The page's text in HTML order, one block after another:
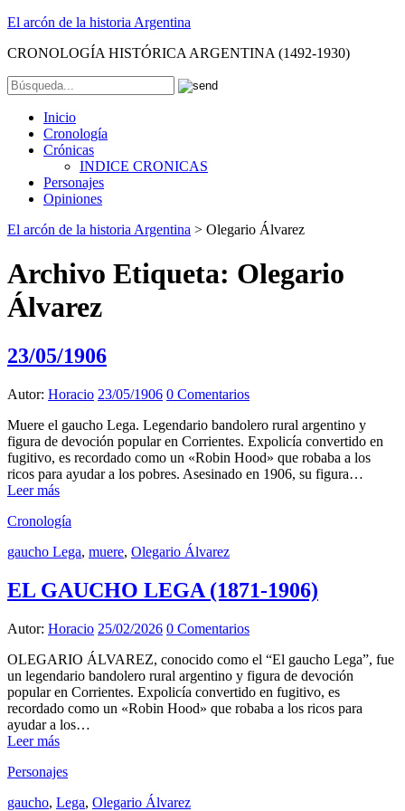
El arcón de la historia Argentina
CRONOLOGÍA HISTÓRICA ARGENTINA (1492-1930)
Inicio
Cronología
Crónicas
INDICE CRONICAS
Personajes
Opiniones
El arcón de la historia Argentina > Olegario Álvarez
Archivo Etiqueta: Olegario
Álvarez
23/05/1906
Autor: Horacio 23/05/1906 0 Comentarios
Muere el gaucho Lega. Legendario bandolero rural argentino y
figura de devoción popular en Corrientes. Expolicía convertido en
fugitivo, es recordado como un «Robin Hood» que robaba a los
ricos para ayudar a los pobres. Asesinado en 1906, su figura…
Leer más
Cronología
gaucho Lega, muere, Olegario Álvarez
EL GAUCHO LEGA (1871-1906)
Autor: Horacio 25/02/2026 0 Comentarios
OLEGARIO ÁLVAREZ, conocido como el “El gaucho Lega”, fue
un legendario bandolero rural argentino y figura de devoción
popular en Corrientes. Expolicía convertido en fugitivo, es
recordado como un «Robin Hood» que robaba a los ricos para
ayudar a los…
Leer más
Personajes
gaucho, Lega, Olegario Álvarez